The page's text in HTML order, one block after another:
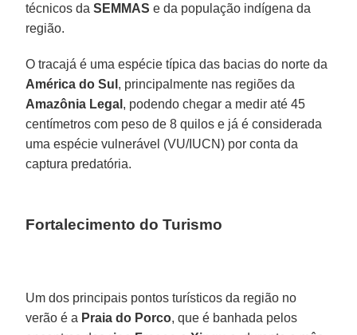
técnicos daSEMMAS e da população indígena da
região.
O tracajá é uma espécie típica das bacias do norte da
América do Sul , principalmente nas regiões da
Amazônia Legal , podendo chegar a medir até 45
centímetros com peso de 8 quilos e já é considerada
uma espécie vulnerável (VU/IUCN) por conta da
captura predatória.
Fortalecimento do Turismo
Um dos principais pontos turísticos da região no
verão é a Praia do Porco, que é banhada pelos